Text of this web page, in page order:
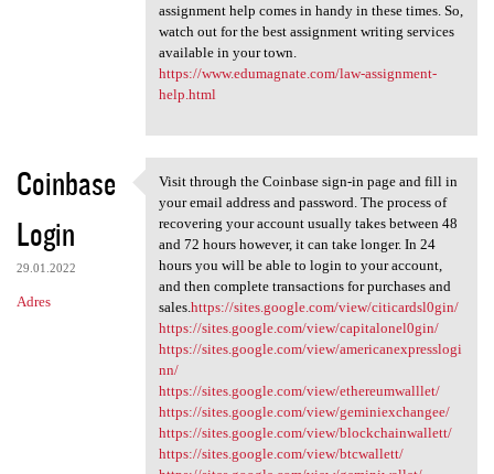
assignment help comes in handy in these times. So,
watch out for the best assignment writing services
available in your town.
https://www.edumagnate.com/law-assignment-
help.html
Coinbase
Login
29.01.2022
Adres
Visit through the Coinbase
Visit through the Coinbase sign-in page and fill in
your email address and password. The process of
recovering your account usually takes between 48
and 72 hours however, it can take longer. In 24
hours you will be able to login to your account,
and then complete transactions for purchases and
sales. https://sites.google.com/view/citicardsl0gin/
https://sites.google.com/view/capitalonel0gin/
https://sites.google.com/view/americanexpresslogi
nn/
https://sites.google.com/view/ethereumwalllet/
https://sites.google.com/view/geminiexchangee/
https://sites.google.com/view/blockchainwallett/
https://sites.google.com/view/btcwallett/